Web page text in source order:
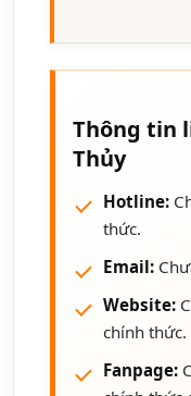
Thông tin
Thủy
Hotline:
thức.
Email:
Website:
chính thức.
Fanpage: